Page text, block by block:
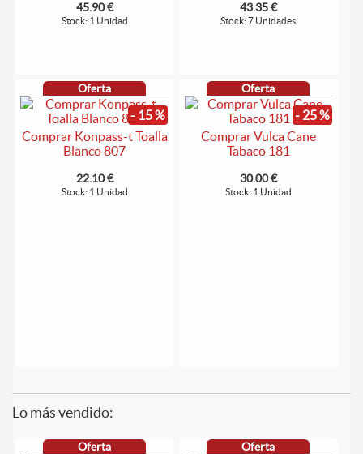
45.90 €
Stock: 1 Unidad
43.35 €
Stock: 7 Unidades
Oferta
- 15 %
Comprar Konpass-t Toalla
Blanco 807
22.10 €
Stock: 1 Unidad
Oferta
- 25 %
Comprar Vulca Cane
Tabaco 181
30.00 €
Stock: 1 Unidad
Lo más vendido:
Oferta Oferta